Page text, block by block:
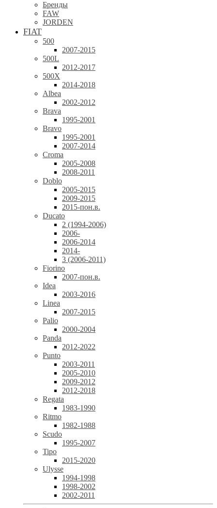
Бренды
FAW
JORDEN
FIAT
500
2007-2015
500L
2012-2017
500X
2014-2018
Albea
2002-2012
Brava
1995-2001
Bravo
1995-2001
2007-2014
Croma
2005-2008
2008-2011
Doblo
2005-2015
2009-2015
2015-пон.в.
Ducato
2 (1994-2006)
2006-
2006-2014
2014-
3 (2006-2011)
Fiorino
2007-пон.в.
Idea
2003-2016
Linea
2007-2015
Palio
2000-2004
Panda
2012-2022
Punto
2003-2011
2005-2010
2009-2012
2012-2018
Regata
1983-1990
Ritmo
1982-1988
Scudo
1995-2007
Tipo
2015-2020
Ulysse
1994-1998
1998-2002
2002-2011